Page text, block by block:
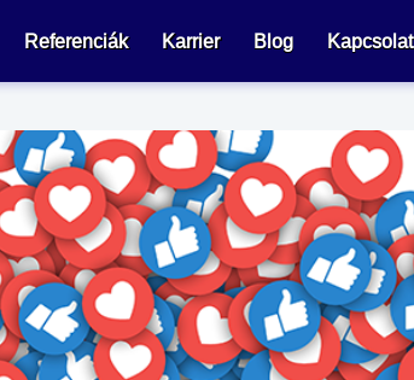
Referenciák Karrier Blog Kapcsolat